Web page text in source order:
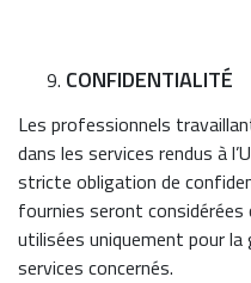
CONFIDENTIALITÉ
Les professionnels
dans les services rendus à
stricte obligation de
fournies seront
utilisées uniquement pour
services concernés.